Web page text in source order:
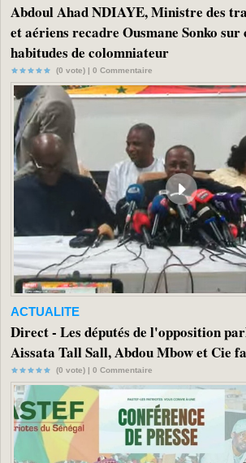
Abdoul Ahad NDIAYE, Ministre des
et aériens recadre Ousmane Sonko sur
habitudes de colomniateur
(0 vote) | 0 Commentaire
ACTUALITE
Direct - Les députés de l'opposition
Aissata Tall Sall, Abdou Mbow et Cie
(0 vote) | 0 Commentaire